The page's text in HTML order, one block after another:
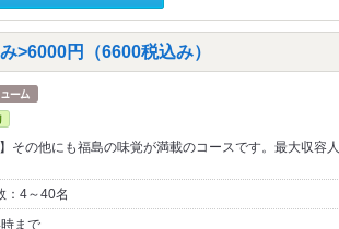
>6000円（6600税込み）
その他にも福島の味覚が満載のコースです。最大収容人
：4～40名
まで